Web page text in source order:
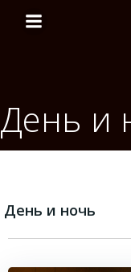
День и
День и ночь